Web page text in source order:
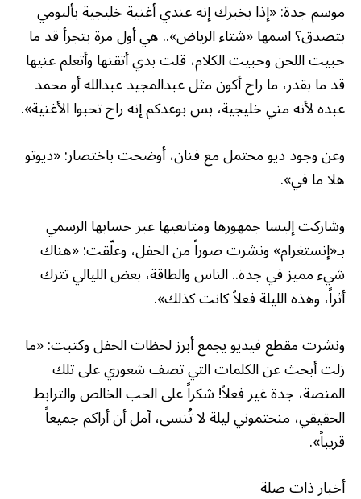
موسم جدة: «إذا بخبرك إنه عندي أغنية خليجية بألبومي
بتصدق؟ اسمها «شتاء الرياض».. هي أول مرة بتجرأ قد ما
حبيت اللحن وحبيت الكلام، قلت بدي أتقنها وأتعلم غنيها
قد ما بقدر، ما راح أكون مثل عبدالمجيد عبدالله أو محمد
عبده لأنه مني خليجية، بس بوعدكم إنه راح تحبوا الأغنية».
وعن وجود ديو محتمل مع فنان، أوضحت باختصار: «ديوتو
هلا ما في».
وشاركت إليسا جمهورها ومتابعيها عبر حسابها الرسمي
بـ«إنستغرام» ونشرت صوراً من الحفل، وعلّقت: «هناك
شيء مميز في جدة.. الناس والطاقة، بعض الليالي تترك
أثراً، وهذه الليلة فعلاً كانت كذلك».
ونشرت مقطع فيديو يجمع أبرز لحظات الحفل وكتبت: «ما
زلت أبحث عن الكلمات التي تصف شعوري على تلك
المنصة، جدة غير فعلاً! شكراً على الحب الخالص والترابط
الحقيقي، منحتموني ليلة لا تُنسى، آمل أن أراكم جميعاً
قريباً».
أخبار ذات صلة